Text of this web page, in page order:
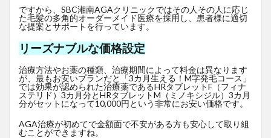
ですから、SBC湘南AGAクリニックではその人その人に応じ
た毛髪の多角的オーダーメイド医療を採用し、患者様に適切
な提案とサポートを行っています。
リーズナブルな価格設定
治療方法やお薬の種類、治療期間によって料金は異なります
が、最もお安いプランだと「3カ月生える！M字発毛コース」
では効果が認められた治療薬であるHRタブレットF （フィナ
ステリド）3カ月分とHRタブレットM（ミノキシジル）3カ月
分がセットになって10,000円という非常にお安い価格です。
AGA治療が初めてで金額面で不安がある方も安心して取り組
むことができますね。